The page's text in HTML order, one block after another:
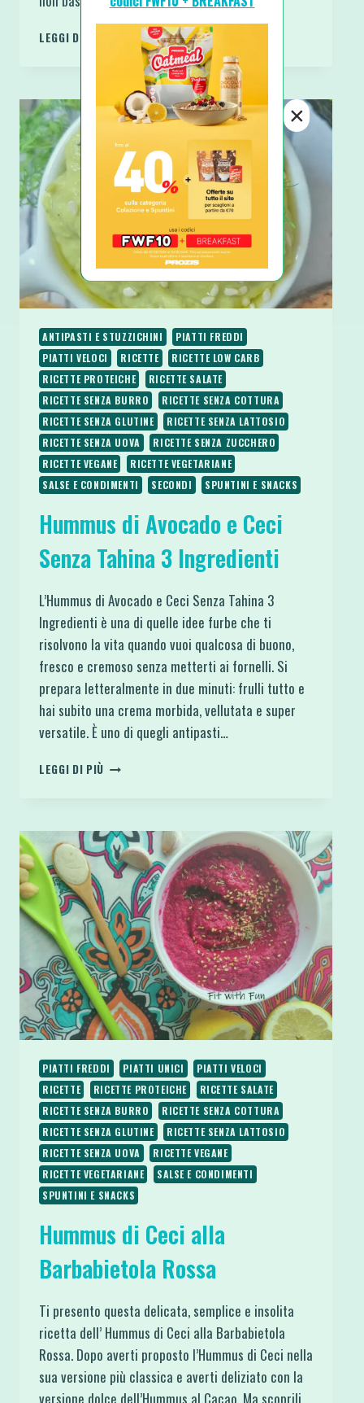
LEGGI DI PIÙ
BANANA
FROZEN
RICOPERTA
CIOCCOLATO
FONDENTE
ANTIPASTI E STUZZICHINI
PIATTI FREDDI
PIATTI VELOCI
RICETTE
RICETTE LOW CARB
RICETTE PROTEICHE
RICETTE SALATE
RICETTE SENZA BURRO
RICETTE SENZA COTTURA
RICETTE SENZA GLUTINE
RICETTE SENZA LATTOSIO
RICETTE SENZA UOVA
RICETTE SENZA ZUCCHERO
RICETTE VEGANE
RICETTE VEGETARIANE
SALSE E CONDIMENTI
SECONDI SPUNTINI E SNACKS
Hummus di Avocado e Ceci
Senza Tahina 3 Ingredienti
L’Hummus di Avocado e Ceci Senza Tahina 3
Ingredienti è una di quelle idee furbe che ti
risolvono la vita quando vuoi qualcosa di buono,
fresco e cremoso senza metterti ai fornelli. Si
prepara letteralmente in due minuti: frulli tutto e
hai subito una crema morbida, vellutata e super
versatile. È uno di quegli antipasti…
LEGGI DI PIÙ HUMMUS
CECI
SENZA
TAHINA
INGREDIENTI
PIATTI FREDDI PIATTI UNICI
PIATTI VELOCI
RICETTE
RICETTE PROTEICHE
RICETTE SALATE
RICETTE SENZA BURRO
RICETTE SENZA COTTURA
RICETTE SENZA GLUTINE
RICETTE SENZA LATTOSIO
RICETTE SENZA UOVA
RICETTE VEGANE
RICETTE VEGETARIANE
SALSE E CONDIMENTI
SPUNTINI E SNACKS
Hummus di Ceci alla
Barbabietola Rossa
Ti presento questa delicata, semplice e insolita
ricetta dell’ Hummus di Ceci alla Barbabietola
Rossa. Dopo averti proposto l’Hummus di Ceci nella
sua versione più classica e averti deliziato con la
versione dolce dell’Hummus al Cacao. Ma scoprili
×